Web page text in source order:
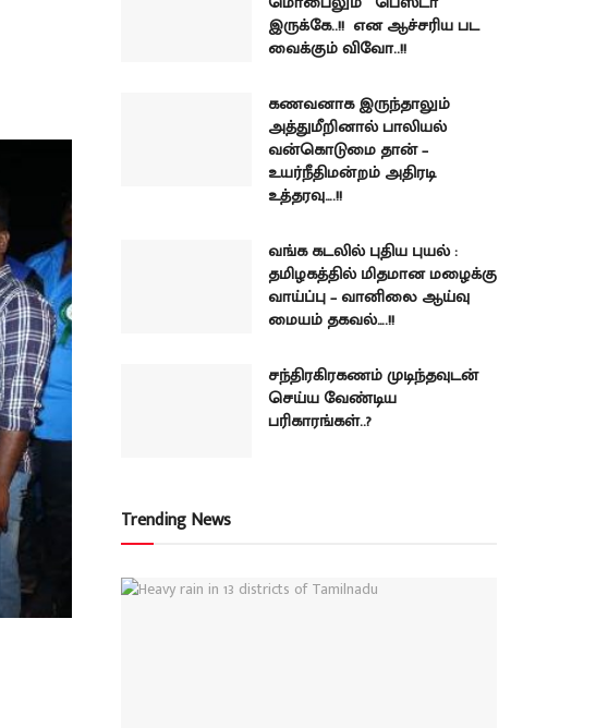
இருக்கே..!! என ஆச்சரிய பட
வைக்கும் விவோ..!!
கணவனாக இருந்தாலும்
அத்துமீறினால் பாலியல்
வன்கொடுமை தான் –
உயர்நீதிமன்றம் அதிரடி
உத்தரவு….!!
வங்க கடலில் புதிய புயல் :
தமிழகத்தில் மிதமான மழைக்கு
வாய்ப்பு – வானிலை ஆய்வு
மையம் தகவல்….!!
சந்திரகிரகணம் முடிந்தவுடன்
செய்ய வேண்டிய
பரிகாரங்கள்..?
Trending News